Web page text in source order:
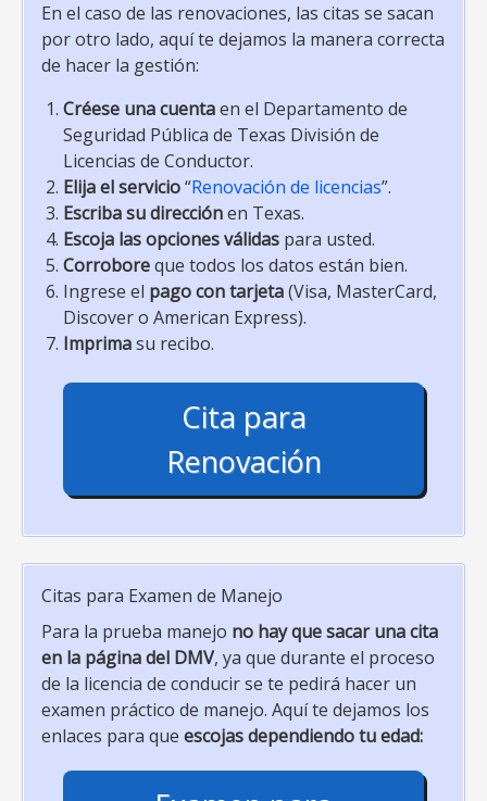
En el caso de las renovaciones, las citas se sacan
por otro lado, aquí te dejamos la manera correcta
de hacer la gestión:
Créese una cuentaen el Departamento de
Seguridad Pública de Texas División de
Licencias de Conductor.
Elija el servicio“Renovación de licencias”.
Escriba su direcciónen Texas.
Escoja las opciones válidas para usted.
Corroboreque todos los datos están bien.
Ingrese el pago con tarjeta(Visa, MasterCard,
Discover o American Express).
Imprimasu recibo.
Cita para
Renovación
Citas para Examen de Manejo
Para la prueba manejo no hay que sacar una cita
en la página del DMV, ya que durante el proceso
de la licencia de conducir se te pedirá hacer un
examen práctico de manejo. Aquí te dejamos los
enlaces para que escojas dependiendo tu edad: